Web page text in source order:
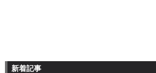
新着記事